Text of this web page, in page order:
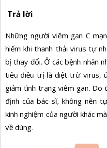
Trả lời
Những người viêm gan C
hiếm khi thanh thải virus tự
bị thay đổi. Ở các bệnh nhân
tiêu điều trị là diệt trừ virus,
giảm tình trạng viêm gan. Do
định của bác sĩ, không nên
kinh nghiệm của người khác
về dùng.